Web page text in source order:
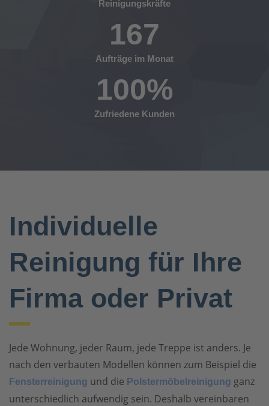
Reinigungskräfte
167
Aufträge im Monat
100%
Zufriedene Kunden
Individuelle
Reinigung für Ihre
Firma oder Privat
Jede Wohnung, jeder Raum, jede Treppe ist anders. Je
nach den verbauten Modellen können zum Beispiel die
Fensterreinigung und die Polstermöbelreinigung ganz
unterschiedlich aufwendig sein. Deshalb vereinbaren